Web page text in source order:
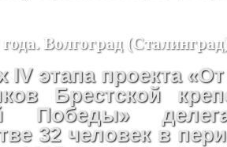
года. Волгоград
IV этапа проекта
Брестской
Победы»
32 человек в